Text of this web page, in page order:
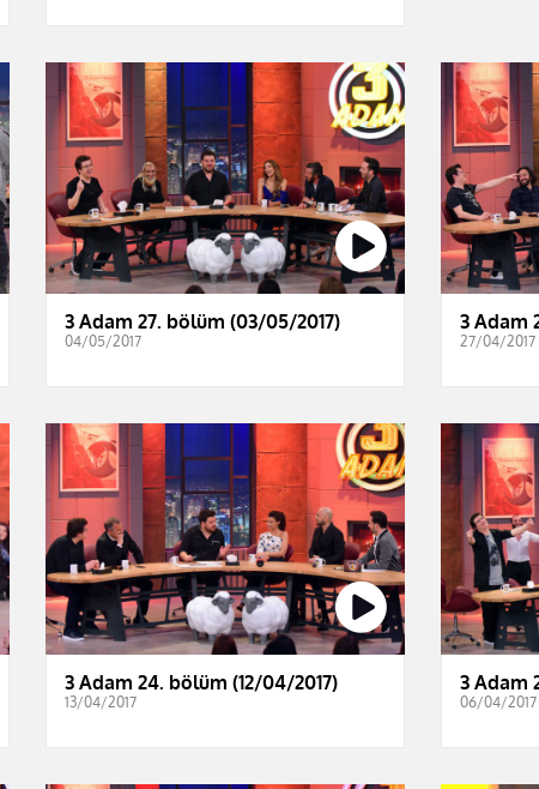
3 Adam 27. bölüm (03/05/2017)
04/05/2017
3 Adam
27/04/2017
3 Adam 24. bölüm (12/04/2017)
13/04/2017
3 Adam
06/04/2017